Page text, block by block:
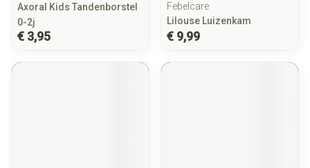
Axoral Kids Tandenborstel
0-2j
€ 3,95
Febelcare
Lilouse Luizenkam
€ 9,99